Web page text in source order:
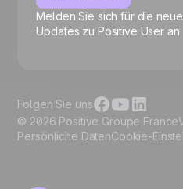
🍪
Melden Sie sich für die
Updates zu Positive User an
© 2026 Positive Groupe France
Persönliche DatenCookie-
Folgen Sie uns